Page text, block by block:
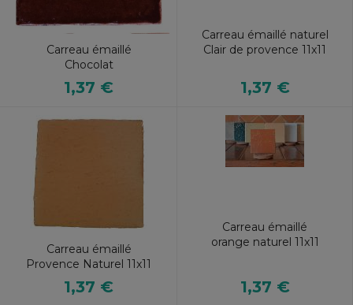
Carreau émaillé
Chocolat
1,37 €
Carreau émaillé naturel
Clair de provence 11x11
1,37 €
Carreau émaillé
Provence Naturel 11x11
1,37 €
Carreau émaillé
orange naturel 11x11
1,37 €